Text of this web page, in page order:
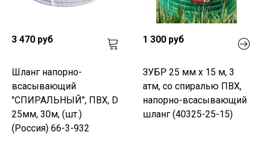
3 470 руб
Шланг напорно-
всасывающий
"СПИРАЛЬНЫЙ", ПВХ, D
25мм, 30м, (шт.)
(Россия) 66-3-932
1 300 руб
ЗУБР 25 мм x 15 м, 3
атм, со спиралью ПВХ,
напорно-всасывающий
шланг (40325-25-15)